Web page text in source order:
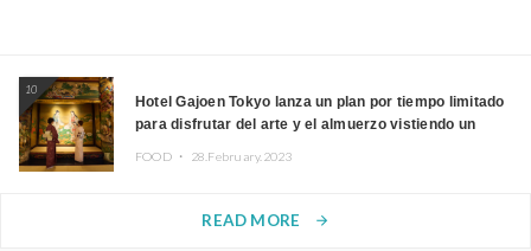
10
Hotel Gajoen Tokyo lanza un plan por tiempo limitado
para disfrutar del arte y el almuerzo vistiendo un
FOOD ・ 28.February.2023
READ MORE arrow_forward